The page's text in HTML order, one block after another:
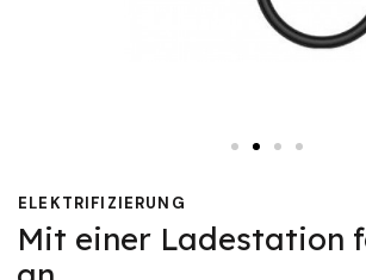
ELEKTRIFIZIERUNG
Mit einer Ladestation